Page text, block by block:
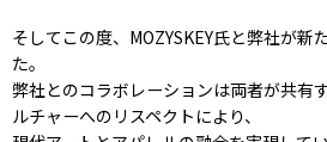
そしてこの度、MOZYSKEY氏と弊社が新
た。
弊社とのコラボレーションは両者が共有
ルチャーへのリスペクトにより、